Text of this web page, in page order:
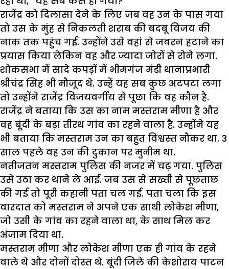
राजेंद्र को दिलासा देने के लिए जब वह उन के पास गया
तो उस के मुंह से निकलती शराब की बदबू विजय की
नाक तक पहुंच गई. उन्होंने उसे वहां से जबरन हटाने का
प्रयास किया लेकिन वह और ज्यादा जोरों से रोने लगा.
शोकसभा में सादे कपड़ों में भीमगंज मंडी थानाप्रभारी
श्रीचंद्र सिंह भी मौजूद थे. उन्हें यह सब कुछ अटपटा लगा
तो उन्होंने राजेंद्र विजयवर्गीय से पूछा कि वह कौन है.
राजेंद्र ने बताया कि उस का नाम मस्तराम मीणा है और
वह बूंदी के बड़ा तीरथ गांव का रहने वाला है. उन्होंने यह
भी बताया कि मस्तराम उन का बहुत विश्वस्त नौकर था. 3
साल पहले वह उन की दुकान पर मुनीम था.
नतीजतन मस्तराम पुलिस की नजर में चढ़ गया. पुलिस
उसे उठा कर थाने ले आई. जब उस से सख्ती से पूछताछ
की गई तो पूरी कहानी पता चल गई. पता चला कि इस
वारदात को मस्तराम ने अपने एक साथी लोकेश मीणा,
जो उसी के गांव का रहने वाला था, के साथ मिल कर
अंजाम दिया था.
मस्तराम मीणा और लोकेश मीणा एक ही गांव के रहने
वाले थे और दोनों दोस्त थे. बूंदी जिले की केशोराय पाटन